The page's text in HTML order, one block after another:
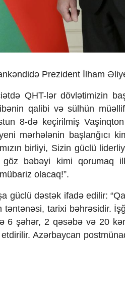
Prezident İlham
QHT-lər dövlətimizin
qalibi və sülhün
8-də keçirilmiş
mərhələnin başlanğıcı
birliyi, Sizin güclü
bəbəyi kimi qorumaq
olacaq!”.
güclü dəstək ifadə edilir:
tarixi bəhrəsidir.
6 şəhər, 2 qəsəbə və 20
Azərbaycan